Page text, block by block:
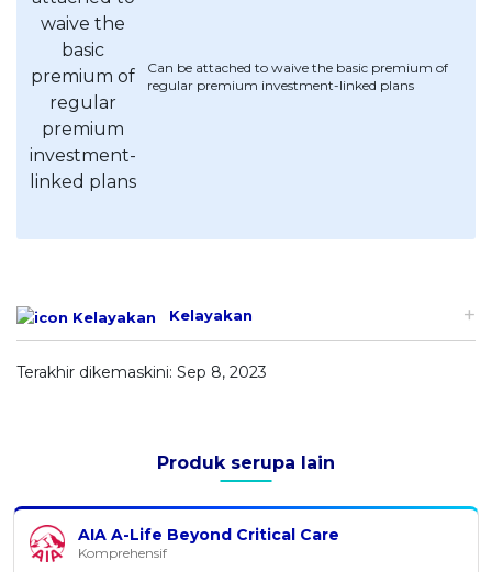
SPECIAL PROMO
RHB Bank Kad KreditCan be attached to waive the basic premium of
regular premium investment-linked plans
Kelayakan
Terakhir dikemaskini: Sep 8, 2023
Produk serupa lain
AIA A-Life Beyond Critical Care
Komprehensif